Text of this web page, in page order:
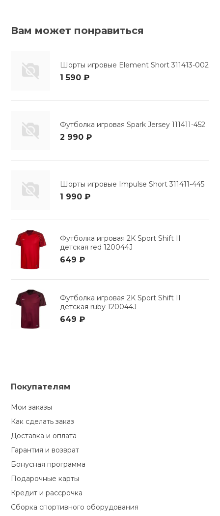
Вам может понравиться
Шорты игровые Element Short 311413-002
1 590 ₽
Футболка игровая Spark Jersey 111411-452
2 990 ₽
Шорты игровые Impulse Short 311411-445
1 990 ₽
Футболка игровая 2K Sport Shift II
детская red 120044J
649 ₽
Футболка игровая 2K Sport Shift II
детская ruby 120044J
649 ₽
Покупателям
Мои заказы
Как сделать заказ
Доставка и оплата
Гарантия и возврат
Бонусная программа
Подарочные карты
Кредит и рассрочка
Сборка спортивного оборудования